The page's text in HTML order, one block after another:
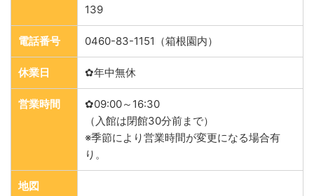
139
電話番号 0460-83-1151（箱根園内）
休業日 ✿年中無休
営業時間
✿09:00～16:30
（入館は閉館30分前まで）
※季節により営業時間が変更になる場合有
り。
地図